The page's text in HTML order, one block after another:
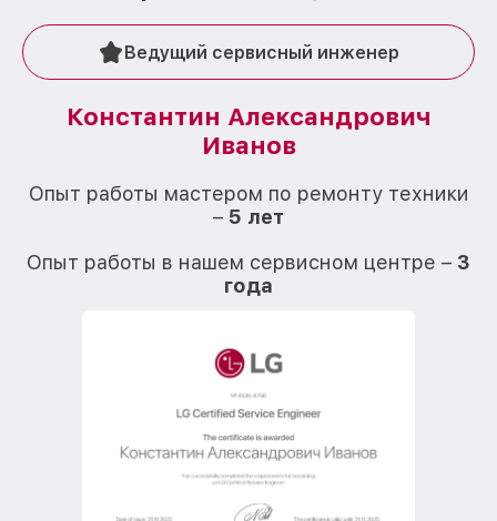
Ведущий сервисный инженер
Константин Александрович
Иванов
Опыт работы мастером по ремонту техники
– 5 лет
Опыт работы в нашем сервисном центре – 3
года